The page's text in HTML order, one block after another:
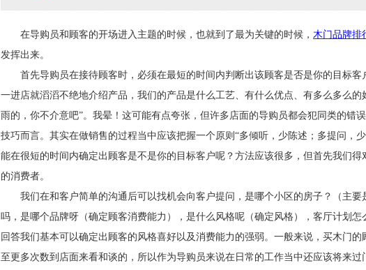
在导购员和顾客的开场进入主题的时候，也就到了最为关键的时候， 木门品牌排
发挥出来。
首先导购员在接待顾客时，必须在最短的时间内判断出该顾客是否是你的目标
一进店就滔滔不绝地介绍产品，我们的产品是什么工艺、有什么优点、有多么多么
雨的，你不介意吧”。我晕！这可能有点夸张，但许多店面的导购员都会犯同类的错
技巧而言。其实在做销售的过程当中应该把握一个原则“多倾听，少陈述；多提问，
能在很短的时间内确定出顾客是不是你的目标客户呢？方法应该很多，但首先我们
的消费者。
我们在和客户简单的沟通后可以找机会向客户提问，是哪个小区的房子？（主
吗，是哪个品牌呀（确定顾客消费能力），是什么风格呢（确定风格），客厅计划
回答我们基本可以确定出顾客的风格喜好以及消费能力的强弱。一般来说，买木门
至更多次数到店面来看和谈的，所以作为导购员来说在日常的工作当中还应该将来